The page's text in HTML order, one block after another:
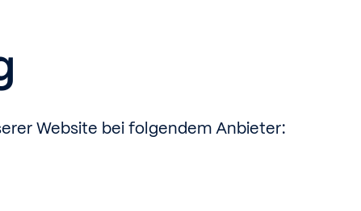
Website bei folgendem Anbieter: